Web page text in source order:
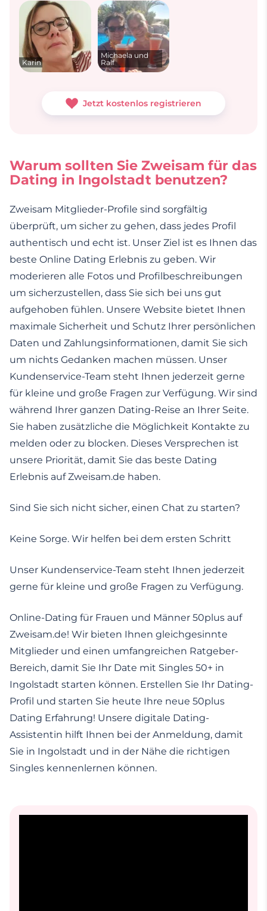
Karin
Michaela und
Ralf
Jetzt kostenlos registrieren
Warum sollten Sie Zweisam für das
Dating in Ingolstadt benutzen?
Zweisam Mitglieder-Profile sind sorgfältig
überprüft, um sicher zu gehen, dass jedes Profil
authentisch und echt ist. Unser Ziel ist es Ihnen das
beste Online Dating Erlebnis zu geben. Wir
moderieren alle Fotos und Profilbeschreibungen
um sicherzustellen, dass Sie sich bei uns gut
aufgehoben fühlen. Unsere Website bietet Ihnen
maximale Sicherheit und Schutz Ihrer persönlichen
Daten und Zahlungsinformationen, damit Sie sich
um nichts Gedanken machen müssen. Unser
Kundenservice-Team steht Ihnen jederzeit gerne
für kleine und große Fragen zur Verfügung. Wir sind
während Ihrer ganzen Dating-Reise an Ihrer Seite.
Sie haben zusätzliche die Möglichkeit Kontakte zu
melden oder zu blocken. Dieses Versprechen ist
unsere Priorität, damit Sie das beste Dating
Erlebnis auf Zweisam.de haben.
Sind Sie sich nicht sicher, einen Chat zu starten?
Keine Sorge. Wir helfen bei dem ersten Schritt
Unser Kundenservice-Team steht Ihnen jederzeit
gerne für kleine und große Fragen zu Verfügung.
Online-Dating für Frauen und Männer 50plus auf
Zweisam.de! Wir bieten Ihnen gleichgesinnte
Mitglieder und einen umfangreichen Ratgeber-
Bereich, damit Sie Ihr Date mit Singles 50+ in
Ingolstadt starten können. Erstellen Sie Ihr Dating-
Profil und starten Sie heute Ihre neue 50plus
Dating Erfahrung! Unsere digitale Dating-
Assistentin hilft Ihnen bei der Anmeldung, damit
Sie in Ingolstadt und in der Nähe die richtigen
Singles kennenlernen können.